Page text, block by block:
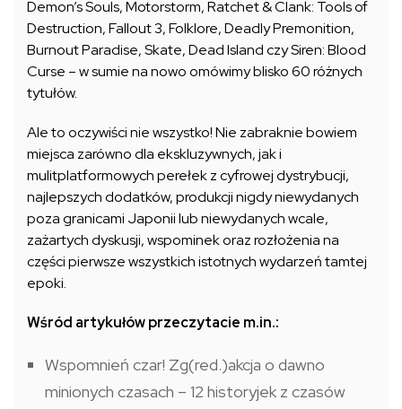
Demon’s Souls, Motorstorm, Ratchet & Clank: Tools of
Destruction, Fallout 3, Folklore, Deadly Premonition,
Burnout Paradise, Skate, Dead Island czy Siren: Blood
Curse – w sumie na nowo omówimy blisko 60 różnych
tytułów.
Ale to oczywiści nie wszystko! Nie zabraknie bowiem
miejsca zarówno dla ekskluzywnych, jak i
mulitplatformowych perełek z cyfrowej dystrybucji,
najlepszych dodatków, produkcji nigdy niewydanych
poza granicami Japonii lub niewydanych wcale,
zażartych dyskusji, wspominek oraz rozłożenia na
części pierwsze wszystkich istotnych wydarzeń tamtej
epoki.
Wśród artykułów przeczytacie m.in.:
Wspomnień czar! Zg(red.)akcja o dawno
minionych czasach – 12 historyjek z czasów